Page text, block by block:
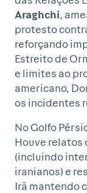
Araghchi,
protesto
reforçando
Estreito de
e limites ao
americano,
os incidentes
No Golfo
Houve relatos
(incluindo
iranianos) e
Irã mantendo